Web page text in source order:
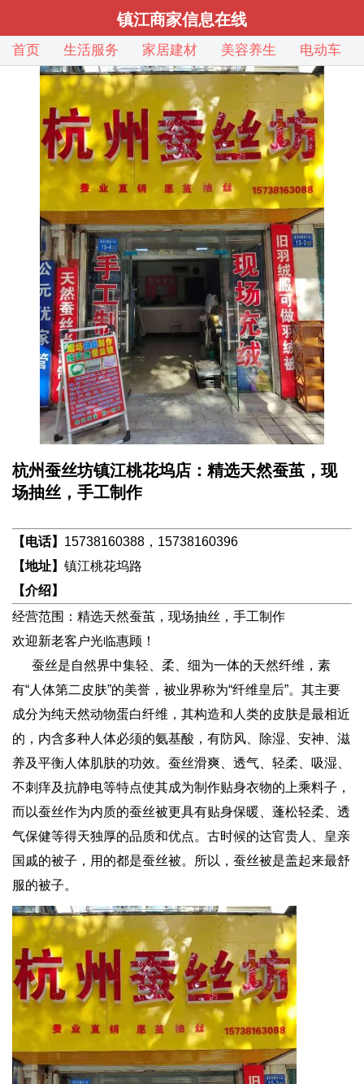
镇江商家信息在线
首页 生活服务 家居建材 美容养生 电动车
杭州蚕丝坊镇江桃花坞店：精选天然蚕茧，现
场抽丝，手工制作
【电话】 15738160388，15738160396
【地址】 镇江桃花坞路
【介绍】
经营范围：精选天然蚕茧，现场抽丝，手工制作
欢迎新老客户光临惠顾！
蚕丝是自然界中集轻、柔、细为一体的天然纤维，素
有“人体第二皮肤”的美誉，被业界称为“纤维皇后”。其主要
成分为纯天然动物蛋白纤维，其构造和人类的皮肤是最相近
的，内含多种人体必须的氨基酸，有防风、除湿、安神、滋
养及平衡人体肌肤的功效。蚕丝滑爽、透气、轻柔、吸湿、
不刺痒及抗静电等特点使其成为制作贴身衣物的上乘料子，
而以蚕丝作为内质的蚕丝被更具有贴身保暖、蓬松轻柔、透
气保健等得天独厚的品质和优点。古时候的达官贵人、皇亲
国戚的被子，用的都是蚕丝被。所以，蚕丝被是盖起来最舒
服的被子。